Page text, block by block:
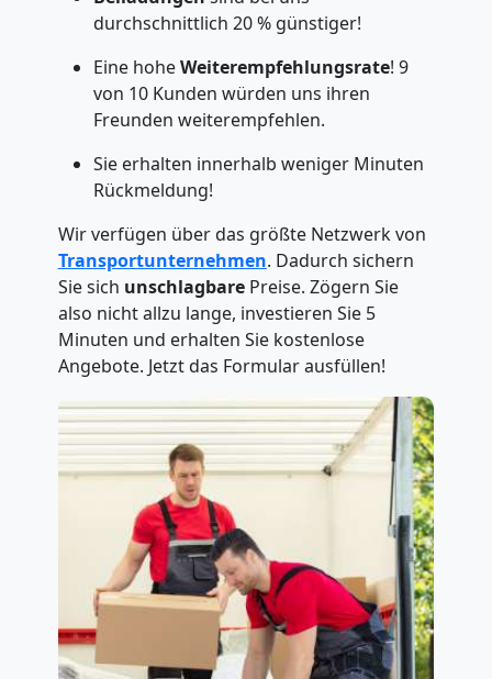
durchschnittlich 20 % günstiger!
Eine hoheWeiterempfehlungsrate! 9
von 10 Kunden würden uns ihren
Freunden weiterempfehlen.
Sie erhalten innerhalb weniger Minuten
Rückmeldung!
Wir verfügen über das größte Netzwerk von
Transportunternehmen. Dadurch sichern
Sie sich unschlagbarePreise. Zögern Sie
also nicht allzu lange, investieren Sie 5
Minuten und erhalten Sie kostenlose
Angebote. Jetzt das Formular ausfüllen!